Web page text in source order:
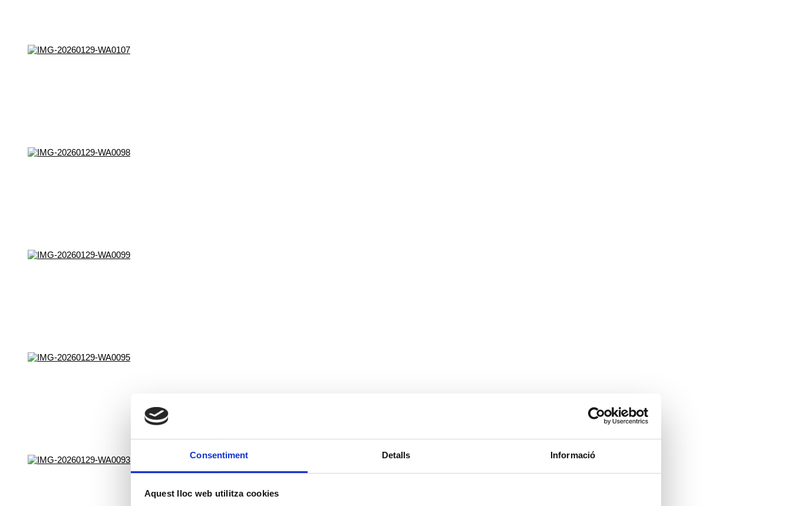
Consentiment Detalls Informació
Aquest lloc web utilitza cookies